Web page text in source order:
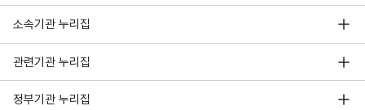
소속기관 누리집
관련기관 누리집
정부기관 누리집